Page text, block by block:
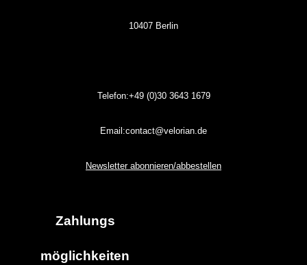
10407 Berlin
Telefon:+49 (0)3036431679
Email:contact@velorian.de
Newsletter abonnieren/abbestellen
Zahlungs
möglich keiten